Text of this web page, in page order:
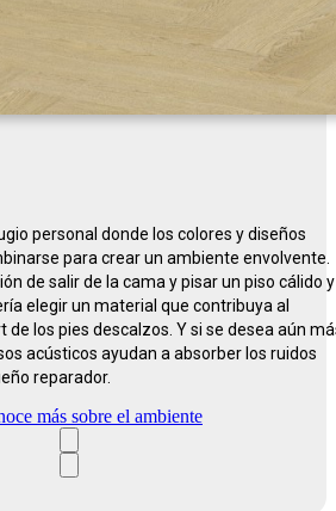
personal donde los colores y diseños
para crear un ambiente envolvente.
de salir de la cama y pisar un piso cálido y
elegir un material que contribuya al
los pies descalzos. Y si se desea aún
acústicos ayudan a absorber los ruidos
reparador.
más sobre el ambiente